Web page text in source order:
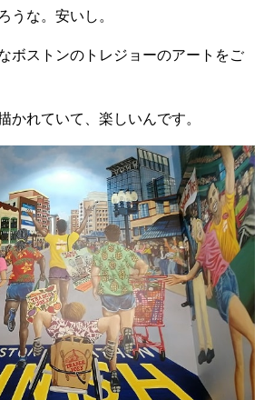
うな。安いし。
ボストンのトレジョーのアートをご
かれていて、楽しいんです。